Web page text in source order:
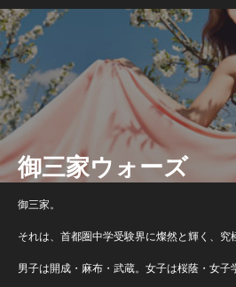
御三家ウォーズ
御三家。
それは、首都圏中学受験界に燦然と輝く、究
男子は開成・麻布・武蔵。女子は桜蔭・女子